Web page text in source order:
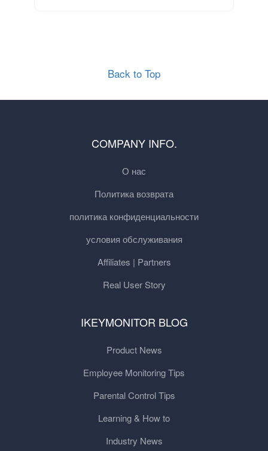
Back to Top
COMPANY INFO.
О нас
Политика возврата
политика конфиденциальности
условия обслуживания
Affiliates | Partners
Real User Story
IKEYMONITOR BLOG
Product News
Employee Monitoring Tips
Parental Control Tips
Learning & How to
Industry News